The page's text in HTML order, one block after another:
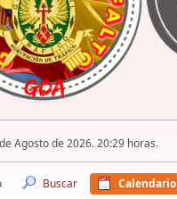
Agosto de 2026. 20:29 horas.
Buscar Calendario